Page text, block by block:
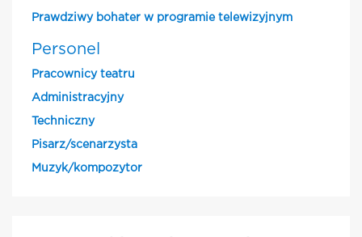
Prawdziwy bohater w programie telewizyjnym
Personel
Pracownicy teatru
Administracyjny
Techniczny
Pisarz/scenarzysta
Muzyk/kompozytor